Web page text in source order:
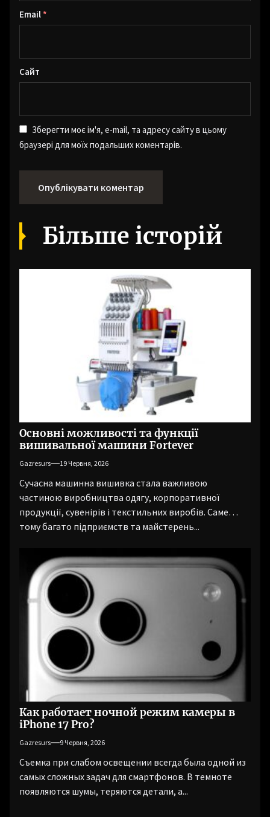
Email *
Сайт
Зберегти моє ім'я, e-mail, та адресу сайту в цьому
браузері для моїх подальших коментарів.
Більше історій
Основні можливості та функції
вишивальної машини Fortever
Gazresurs 19 Червня, 2026
Сучасна машинна вишивка стала важливою
частиною виробництва одягу, корпоративної
продукції, сувенірів і текстильних виробів. Саме
тому багато підприємств та майстерень...
Как работает ночной режим камеры в
iPhone 17 Pro?
Gazresurs 9 Червня, 2026
Съемка при слабом освещении всегда была одной из
самых сложных задач для смартфонов. В темноте
появляются шумы, теряются детали, а...